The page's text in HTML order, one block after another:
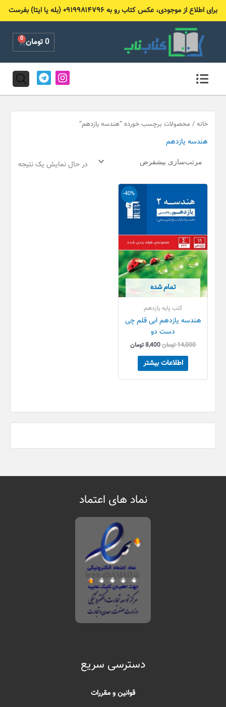
برای اطلاع از موجودی، عکس کتاب رو به ۰۹۱۹۹۸۱۴۷۹۶ (بله یا ایتا) بفرست
0تومان 0
Cart
I
n
s
a
T
e
l
g
خانه / محصولات برچسب خورده “هندسه یازدهم”
هندسه یازدهم
در حال نمایش یک نتیجه
-40%
تمام شده
کتب پایه یازدهم
هندسه یازدهم ابی قلم چی
دست دو
14,000تومان
قیمت
اصلی
14,000 تومان
بود.
8,400تومان
قیمت
فعلی
است.
اطلاعات بیشتر
نماد های اعتماد
دسترسی سریع
قوانین و مقررات